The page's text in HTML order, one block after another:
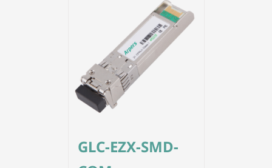
GLC-EZX-SMD-